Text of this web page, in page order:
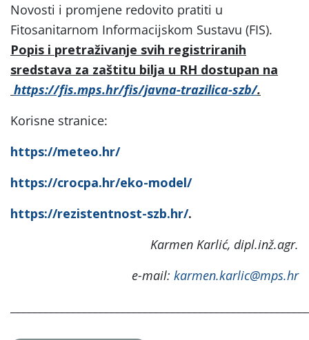
Novosti i promjene redovito pratiti u
Fitosanitarnom Informacijskom Sustavu (FIS).
Popis i pretraživanje svih registriranih
sredstava za zaštitu bilja u RH dostupan na
https://fis.mps.hr/fis/javna-trazilica-szb/.
Korisne stranice:
https://meteo.hr/
https://crocpa.hr/eko-model/
https://rezistentnost-szb.hr/.
Karmen Karlić, dipl.inž.agr.
e-mail: karmen.karlic@mps.hr